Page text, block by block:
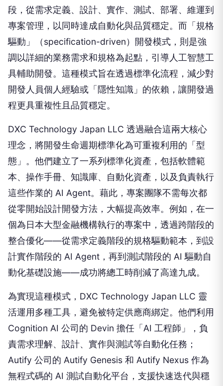
段，從需求定義、設計、實作、測試、部署、維運到
專案管理，以同時達成自動化與品質穩定。而「規格
驅動」（specification-driven）開發模式，則是強
調以詳細的業務需求和規格為起點，引導人工智慧工
具輔助開發。這種模式旨在透過標準化流程，減少對
開發人員個人經驗或「隱性知識」的依賴，讓開發過
程更具重複性且品質穩定。
DXC Technology Japan LLC 透過融合這兩大核心
理念，將開發生命週期標準化為可重複利用的「型
態」。他們建立了一系列標準化資產，包括軟體範
本、操作手冊、知識庫、自動化資產，以及負責執行
這些作業的 AI Agent。藉此，專案團隊不需每次都
從零開始設計開發方法，大幅提高效率。例如，在一
個為日本大型金融機構執行的專案中，透過跨階段的
整合優化——從需求定義階段的規格驅動範本，到設
計實作階段的 AI Agent，再到測試階段的 AI 驅動自
動化基礎設施——成功將總工時削減了高達九成。
為實現這種模式，DXC Technology Japan LLC 靈
活運用多種工具，避免被特定供應商綁定。他們利用
Cognition AI 公司的 Devin 擔任「AI 工程師」，負
責需求理解、設計、實作與測試等自動化任務；
Autify 公司的 Autify Genesis 和 Autify Nexus 作為
無程式碼的 AI 測試自動化平台，支援快速迭代與穩